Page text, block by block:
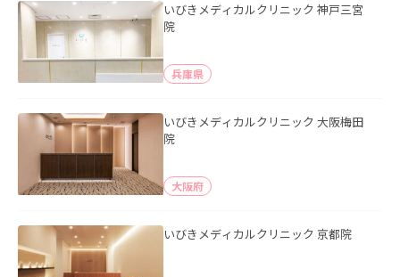
いびきメディカルクリニック 神戸三宮
院
兵庫県
いびきメディカルクリニック 大阪梅田
院
大阪府
いびきメディカルクリニック 京都院